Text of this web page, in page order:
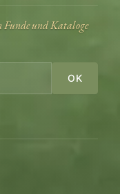
Funde und Kataloge
OK